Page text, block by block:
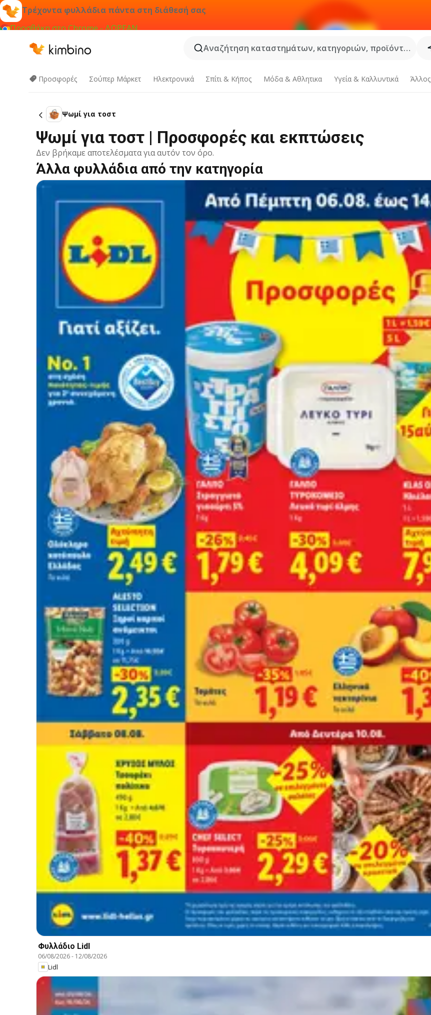
Τρέχοντα φυλλάδια πάντα στη διάθεσή σας
Προσθήκη στο Chrome - ΔΩΡΕΑΝ
Αναζήτηση καταστημάτων, κατηγοριών, προϊόντων...
Προσφορές Σούπερ Μάρκετ Hλεκτρονικά Σπίτι & Κήπος Μόδα & Aθλητικα Υγεία & Καλλυντικά Άλλος
Ψωμί για τοστ
Ψωμί για τοστ | Προσφορές και εκπτώσεις
Δεν βρήκαμε αποτελέσματα για αυτόν τον όρο.
Άλλα φυλλάδια από την κατηγορία
Φυλλάδιο Lidl
06/08/2026- 12/08/2026
Lidl